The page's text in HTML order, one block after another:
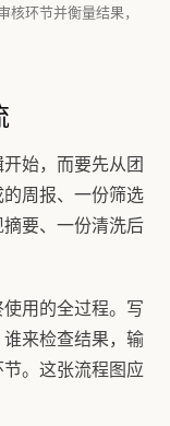
环节并衡量结果，
始，而要先从团
周报、一份筛选
要、一份清洗后
用的全过程。写
来检查结果，输
。这张流程图应